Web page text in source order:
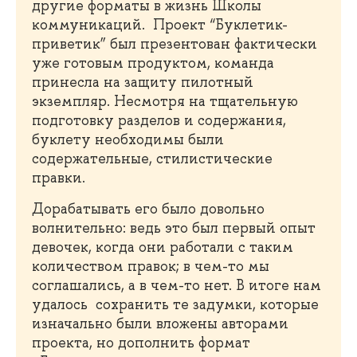
другие форматы в жизнь Школы
коммуникаций. Проект “Буклетик-
приветик” был презентован фактически
уже готовым продуктом, команда
принесла на защиту пилотный
экземпляр. Несмотря на тщательную
подготовку разделов и содержания,
буклету необходимы были
содержательные, стилистические
правки.
Дорабатывать его было довольно
волнительно: ведь это был первый опыт
девочек, когда они работали с таким
количеством правок; в чем-то мы
соглашались, а в чем-то нет. В итоге нам
удалось сохранить те задумки, которые
изначально были вложены авторами
проекта, но дополнить формат